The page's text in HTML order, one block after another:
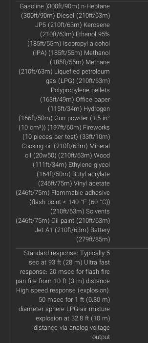
Gasoline )300ft/90m) n-Heptane
(300ft/90m) Diesel (210ft/63m)
JP5 (210ft/63m) Kerosene
(210ft/63m) Ethanol 95%
(185ft/55m) Isopropyl alcohol
(IPA) (185ft/55m) Methanol
(185ft/55m) Methane
(210ft/63m) Liquefied petroleum
gas (LPG) (210ft/63m)
Polypropylene pellets
(163ft/49m) Office paper
(115ft/34m) Hydrogen
(166ft/50m) Gun powder (1.5 in²
(10 cm²)) (197ft/60m) Fireworks
(10 pieces per test) (33ft/10m)
Cooking oil (210ft/63m) Mineral
oil (20w50) (210ft/63m) Wood
(111ft/34m) Ethylene glycol
(164ft/50m) Butyl acrylate
(246ft/75m) Vinyl acetate
(246ft/75m) Flammable adhesive
(flash point < 140 °F (60 °C))
(210ft/63m) Solvents
(246ft/75m) Oil paint (210ft/63m)
Jet A1 (210ft/63m) Battery
(279ft/85m)
Standard response: Typically 5
sec at 93 ft (28 m) Ultra fast
response: 20 msec for flash fire
pan fire from 10 ft (3 m) distance
High speed response (explosion):
50 msec for 1 ft (0.30 m)
diameter sphere LPG-air mixture
explosion at 32.8 ft (10 m)
distance via analog voltage
output